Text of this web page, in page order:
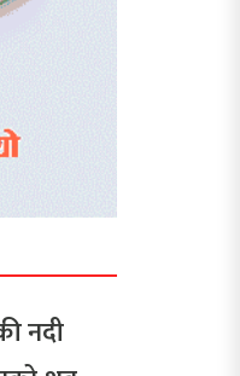
नदी